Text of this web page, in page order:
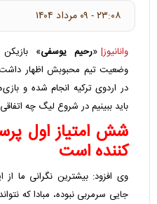
۲۳:۰۸ - ۰۹ مرداد ۱۴۰۴
وانانیوز| «رحیم یوسفی»
وضعیت تیم محبوبش اظهار
در اردوی ترکیه انجام شده و
باید ببینیم در شروع لیگ چه
شش امتیاز اول
کننده است
وی افزود: بیشترین نگرانی ما
جایی سرمربی نبوده، مبادا که